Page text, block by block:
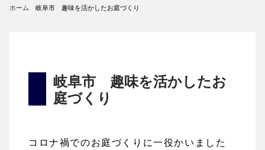
ホーム 岐阜市 趣味を活かしたお庭づくり
岐阜市 趣味を活かしたお
庭づくり
コロナ禍でのお庭づくりに一役かいました